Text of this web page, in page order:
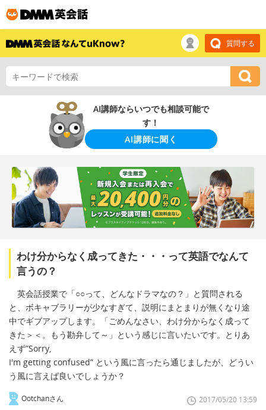
質問する
AI講師ならいつでも相談可能で
す！
AI講師に聞く
わけ分からなく成ってきた・・・って英語でなんて
言うの？
英会話授業で「○○って、どんなドラマなの？」と質問される
と、ボキャブラリーが少なすぎて、説明にまとまりが無くなり途
中でギブアップします。「ごめんなさい、わけ分からなく成って
きた＞＜。もう勘弁して～」という感じに言いたいです。とりあ
えず”Sorry,
I'm getting confused” という風に言ったら通じましたが、どうい
う風に言えば良いでしょうか？
Ootchanさん 2017/05/20 13:59